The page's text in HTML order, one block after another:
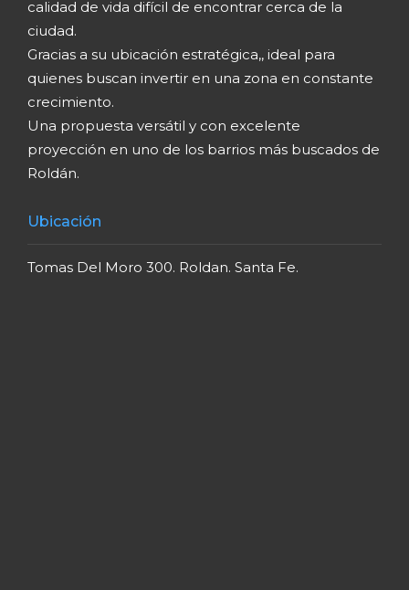
calidad de vida difícil de encontrar cerca de la
ciudad.
Gracias a su ubicación estratégica,, ideal para
quienes buscan invertir en una zona en constante
crecimiento.
Una propuesta versátil y con excelente
proyección en uno de los barrios más buscados de
Roldán.
Ubicación
Tomas Del Moro 300. Roldan. Santa Fe.